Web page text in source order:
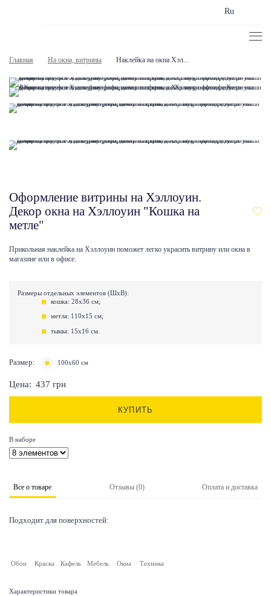
Ru
Главная На окна, витрины Наклейка на окна Хэл...
Оформление витрины на Хэллоуин.
Декор окна на Хэллоуин "Кошка на
метле"
Прикольная наклейка на Хэллоуин поможет легко украсить витрину или окна в
магазине или в офисе.
Размеры отдельных элементов (ШхВ):
кошка: 28х36 см;
метла: 110х15 см;
тыква: 15х16 см.
Размер: 100х60 см
Цена: 437 грн
КУПИТЬ
В наборе
Все о товаре Отзывы (0) Оплата и доставка
Подходит для поверхностей:
Обои Краска Кафель Мебель Окна Техника
Характеристики товара